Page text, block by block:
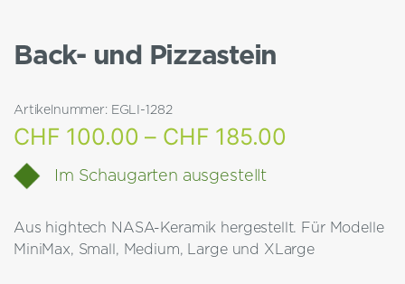
Back- und Pizzastein
Artikelnummer: EGLI-1282
CHF 100.00 – CHF 185.00
CHF
Im Schaugarten ausgestellt
Aus hightech NASA-Keramik hergestellt. Für Modelle
MiniMax, Small, Medium, Large und XLarge